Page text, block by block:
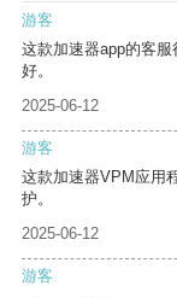
游客
这款加速器app的客
好。
2025-06-12
游客
这款加速器VPM应用
护。
2025-06-12
游客